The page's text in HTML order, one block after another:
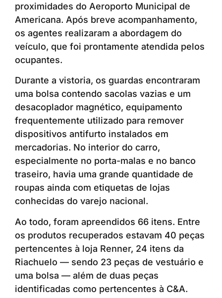
proximidades do Aeroporto Municipal de
Americana. Após breve acompanhamento,
os agentes realizaram a abordagem do
veículo, que foi prontamente atendida pelos
ocupantes.
Durante a vistoria, os guardas encontraram
uma bolsa contendo sacolas vazias e um
desacoplador magnético, equipamento
frequentemente utilizado para remover
dispositivos antifurto instalados em
mercadorias. No interior do carro,
especialmente no porta-malas e no banco
traseiro, havia uma grande quantidade de
roupas ainda com etiquetas de lojas
conhecidas do varejo nacional.
Ao todo, foram apreendidos 66 itens. Entre
os produtos recuperados estavam 40 peças
pertencentes à loja Renner, 24 itens da
Riachuelo — sendo 23 peças de vestuário e
uma bolsa — além de duas peças
identificadas como pertencentes à C&A.